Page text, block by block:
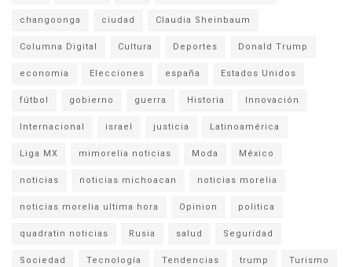
changoonga ciudad Claudia Sheinbaum
Columna Digital Cultura Deportes Donald Trump
economia Elecciones españa Estados Unidos
fútbol gobierno guerra Historia Innovación
Internacional israel justicia Latinoamérica
Liga MX mimorelia noticias Moda México
noticias noticias michoacan noticias morelia
noticias morelia ultima hora Opinion politica
quadratin noticias Rusia salud Seguridad
Sociedad Tecnología Tendencias trump Turismo